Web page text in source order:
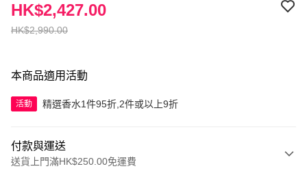
HK$2,990.00
HK$2,427.00
本商品適用活動
活動 精選香水1件95折,2件或以上9折
付款與運送
送貨上門滿HK$250.00免運費